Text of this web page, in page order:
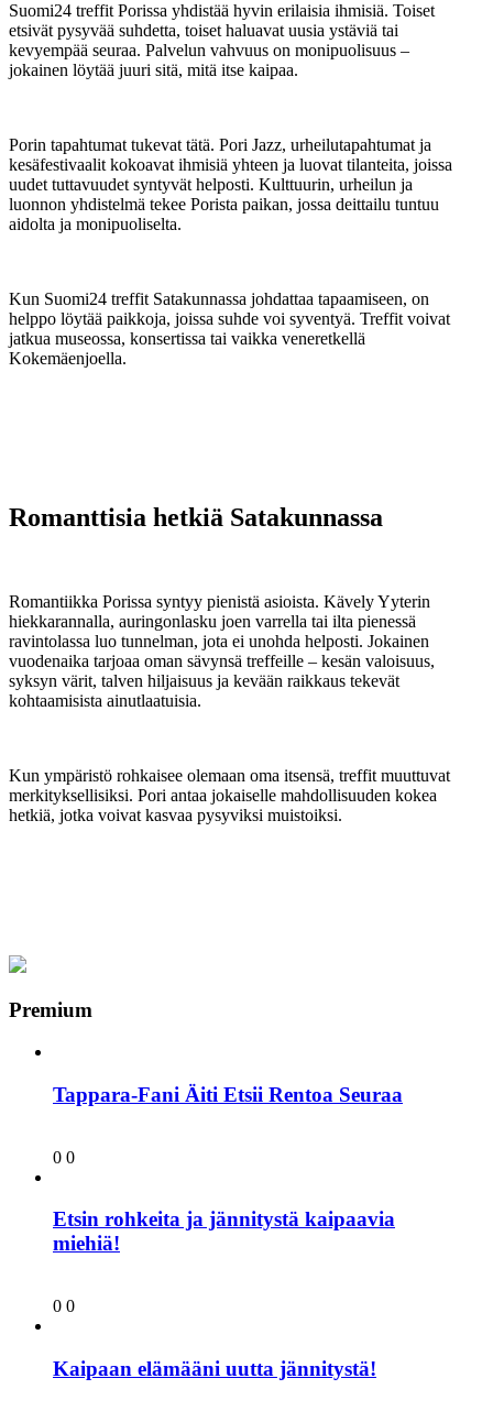
Suomi24 treffit Porissa yhdistää hyvin erilaisia ihmisiä. Toiset
etsivät pysyvää suhdetta, toiset haluavat uusia ystäviä tai
kevyempää seuraa. Palvelun vahvuus on monipuolisuus –
jokainen löytää juuri sitä, mitä itse kaipaa.
Porin tapahtumat tukevat tätä. Pori Jazz, urheilutapahtumat ja
kesäfestivaalit kokoavat ihmisiä yhteen ja luovat tilanteita, joissa
uudet tuttavuudet syntyvät helposti. Kulttuurin, urheilun ja
luonnon yhdistelmä tekee Porista paikan, jossa deittailu tuntuu
aidolta ja monipuoliselta.
Kun Suomi24 treffit Satakunnassa johdattaa tapaamiseen, on
helppo löytää paikkoja, joissa suhde voi syventyä. Treffit voivat
jatkua museossa, konsertissa tai vaikka veneretkellä
Kokemäenjoella.
Romanttisia hetkiä Satakunnassa
Romantiikka Porissa syntyy pienistä asioista. Kävely Yyterin
hiekkarannalla, auringonlasku joen varrella tai ilta pienessä
ravintolassa luo tunnelman, jota ei unohda helposti. Jokainen
vuodenaika tarjoaa oman sävynsä treffeille – kesän valoisuus,
syksyn värit, talven hiljaisuus ja kevään raikkaus tekevät
kohtaamisista ainutlaatuisia.
Kun ympäristö rohkaisee olemaan oma itsensä, treffit muuttuvat
merkityksellisiksi. Pori antaa jokaiselle mahdollisuuden kokea
hetkiä, jotka voivat kasvaa pysyviksi muistoiksi.
Premium
Tappara-Fani Äiti Etsii Rentoa Seuraa
0 0
Etsin rohkeita ja jännitystä kaipaavia
miehiä!
0 0
Kaipaan elämääni uutta jännitystä!